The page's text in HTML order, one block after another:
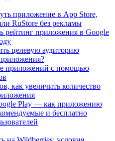
приложение в App Store,
RuStore без рекламы
рейтинг приложения в Google
целевую аудиторию
приложений с помощью
как увеличить количество
Play — как приложению
и бесплатно